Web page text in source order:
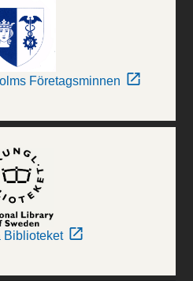
Företagsminnen
Biblioteket